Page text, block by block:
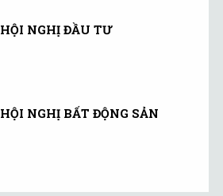
HỘI NGHỊ ĐẦU TƯ
HỘI NGHỊ BẤT ĐỘNG SẢN